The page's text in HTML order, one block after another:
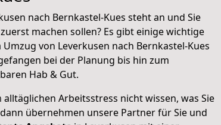
nach Bernkastel-Kues steht an und Sie
machen sollen? Es gibt einige wichtige
von Leverkusen nach Bernkastel-Kues
bei der Planung bis hin zum
Hab & Gut.
Arbeitsstress nicht wissen, was Sie
übernehmen unsere Partner für Sie und